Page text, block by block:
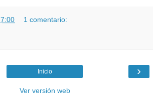
7:00 1 comentario:
›
Inicio
Ver versión web